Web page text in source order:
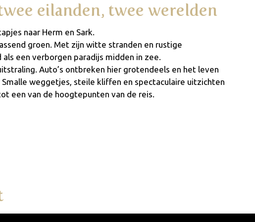
eilanden, twee werelden
naar Herm en Sark.
groen. Met zijn witte stranden en rustige
een verborgen paradijs midden in zee.
Auto’s ontbreken hier grotendeels en het leven
weggetjes, steile kliffen en spectaculaire uitzichten
een van de hoogtepunten van de reis.